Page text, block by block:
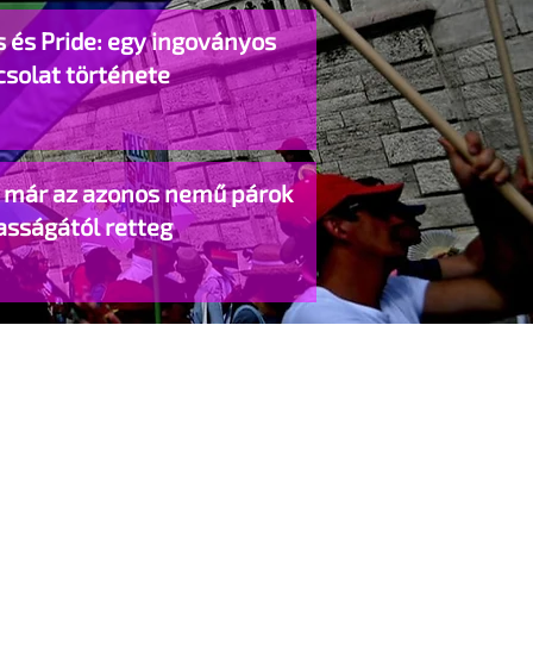
és Pride: egy ingoványos
története
már az azonos nemű párok
retteg